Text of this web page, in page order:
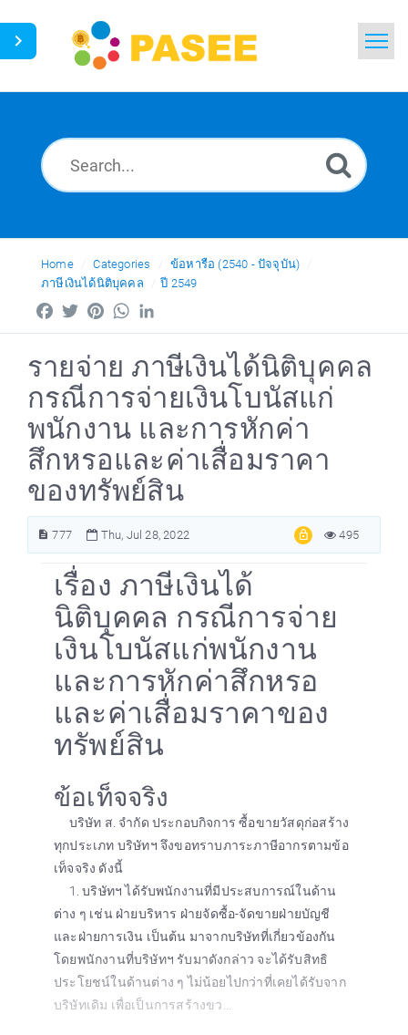
News
Ask a Question
Home Categories
ข้อหารือ (2540 - ปัจจุบัน)
ภาษีเงินได้นิติบุคคล
ปี 2549
FacebookTwitterPinterestWhatsApp
รายจ่าย ภาษีเงินได้นิติบุคคล
กรณีการจ่ายเงินโบนัสแก่
พนักงาน และการหักค่า
สึกหรอและค่าเสื่อมราคา
ของทรัพย์สิน
777 Thu, Jul 28, 2022 495
เรื่อง ภาษีเงินได้
นิติบุคคล กรณีการจ่าย
เงินโบนัสแก่พนักงาน
และการหักค่าสึกหรอ
และค่าเสื่อมราคาของ
ทรัพย์สิน
ข้อเท็จจริง
บริษัท ส. จำกัด ประกอบกิจการ ซื้อขายวัสดุก่อสร้าง
ทุกประเภท บริษัทฯ จึงขอทราบภาระภาษีอากรตามข้อ
เท็จจริง ดังนี้
1. บริษัทฯ ได้รับพนักงานที่มีประสบการณ์ในด้าน
ต่าง ๆ เช่น ฝ่ายบริหาร ฝ่ายจัดซื้อ-จัดขายฝ่ายบัญชี
และฝ่ายการเงิน เป็นต้น มาจากบริษัทที่เกี่ยวข้องกัน
โดยพนักงานที่บริษัทฯ รับมาดังกล่าว จะได้รับสิทธิ
ประโยชน์ในด้านต่าง ๆ ไม่น้อยไปกว่าที่เคยได้รับจาก
บริษัทเดิม เพื่อเป็นการสร้างขว...